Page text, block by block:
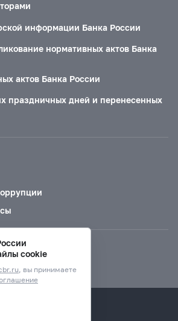
информации Банка России
нормативных актов Банка
актов Банка России
праздничных дней и перенесенных
cookie
, вы принимаете